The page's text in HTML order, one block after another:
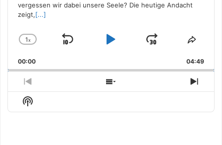
vergessen wir dabei unsere Seele? Die heutige Andacht
zeigt,[...]
Change
Rate
1x
Skip
Play
Jump
Forward
Share
00:00 04:49
Previous
Episode
Show
Episodes
Next
Show
Podcast